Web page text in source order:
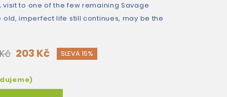
to one of the few remaining Savage
old, imperfect life still continues, may be the
203 Kč SLEVA 15%